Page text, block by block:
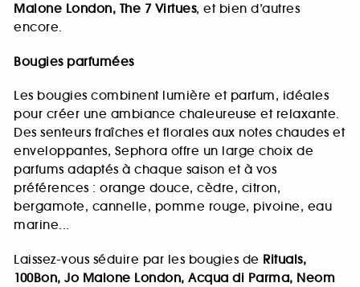
Malone London, The 7 Virtues, et bien d’autres
encore.
Bougies parfumées
Les bougies combinent lumière et parfum, idéales
pour créer une ambiance chaleureuse et relaxante.
Des senteurs fraîches et florales aux notes chaudes et
enveloppantes, Sephora offre un large choix de
parfums adaptés à chaque saison et à vos
préférences : orange douce, cèdre, citron,
bergamote, cannelle, pomme rouge, pivoine, eau
marine...
Laissez-vous séduire par les bougies de Rituals,
100Bon, Jo Malone London, Acqua di Parma, Neom